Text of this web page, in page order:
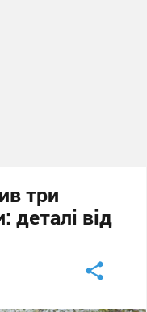
три
деталі від